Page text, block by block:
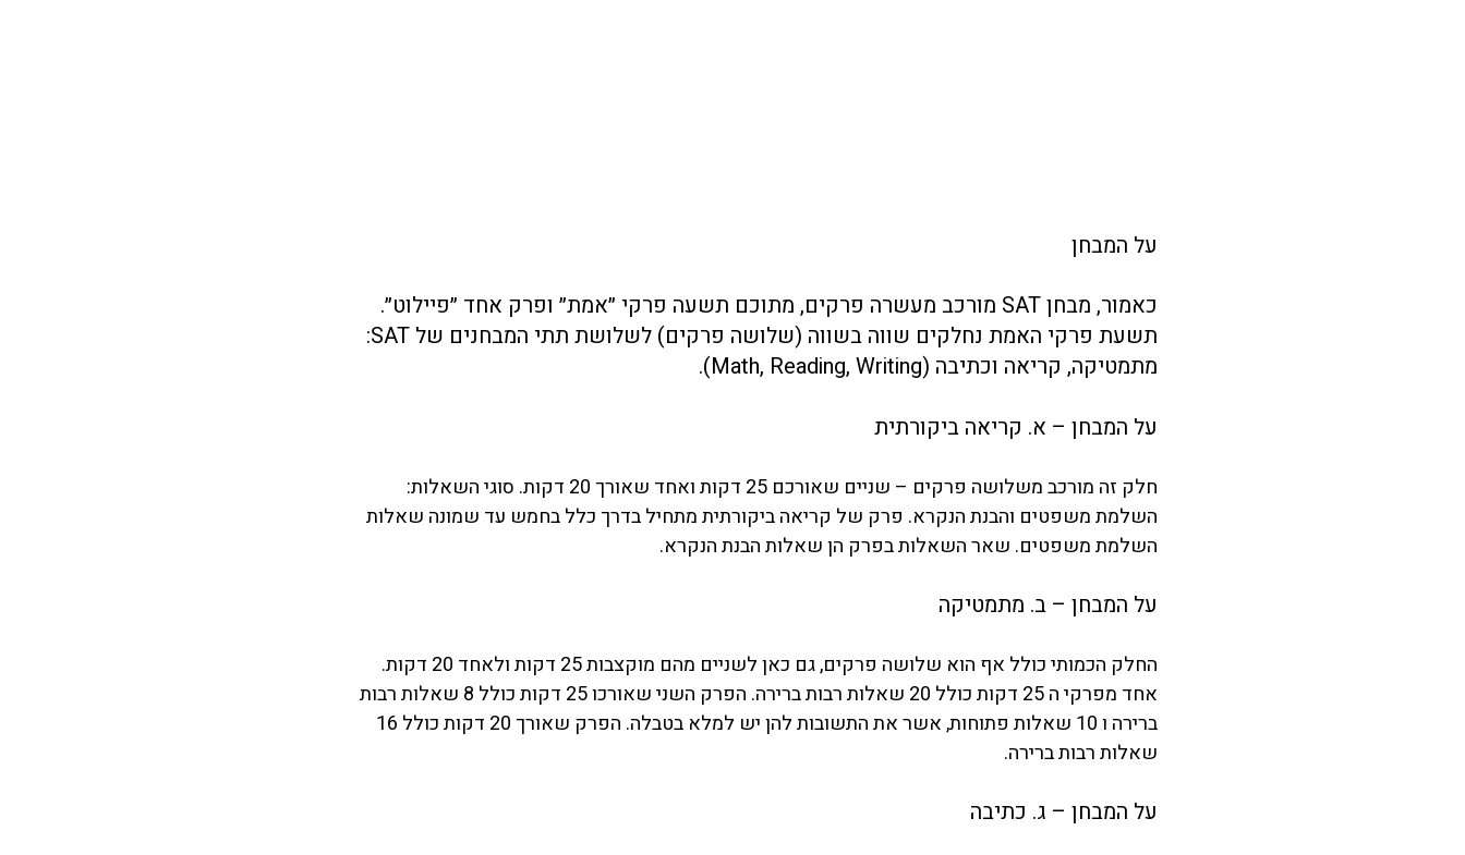
על המבחן
כאמור, מבחן SAT מורכב מעשרה פרקים, מתוכם תשעה פרקי ״אמת״ ופרק אחד ״פיילוט״.
תשעת פרקי האמת נחלקים שווה בשווה (שלושה פרקים) לשלושת תתי המבחנים של SAT:
מתמטיקה, קריאה וכתיבה (Math, Reading, Writing).
על המבחן – א. קריאה ביקורתית
חלק זה מורכב משלושה פרקים – שניים שאורכם 25 דקות ואחד שאורך 20 דקות. סוגי השאלות:
השלמת משפטים והבנת הנקרא. פרק של קריאה ביקורתית מתחיל בדרך כלל בחמש עד שמונה שאלות
השלמת משפטים. שאר השאלות בפרק הן שאלות הבנת הנקרא.
על המבחן – ב. מתמטיקה
החלק הכמותי כולל אף הוא שלושה פרקים, גם כאן לשניים מהם מוקצבות 25 דקות ולאחד 20 דקות.
אחד מפרקי ה 25 דקות כולל 20 שאלות רבות ברירה. הפרק השני שאורכו 25 דקות כולל 8 שאלות רבות
שאלות רבות ברירה.
על המבחן – ג. כתיבה